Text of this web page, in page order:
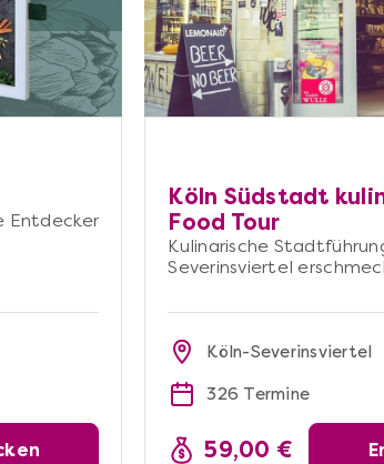
Entdecker
Köln Südstadt
Food Tour
Kulinarische
Severinsviertel
Köln-Severinsviertel
326 Termine
59,00 €